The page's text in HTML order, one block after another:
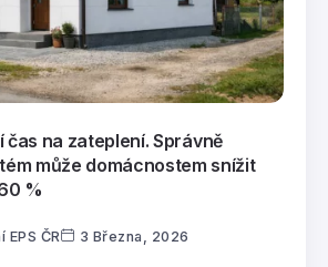
čas na zateplení. Správně
může domácnostem snížit
%
EPS ČR 3 Března, 2026